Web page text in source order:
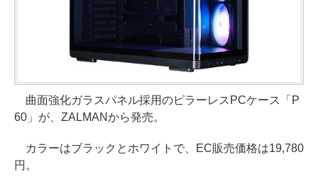
曲面強化ガラスパネル採用のピラーレスPCケース「P
60」が、ZALMANから発売。
カラーはブラックとホワイトで、EC販売価格は19,780
円。